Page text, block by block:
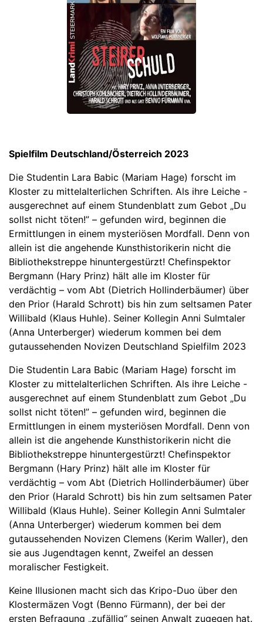
Spielfilm Deutschland/Österreich 2023
Die Studentin Lara Babic (Mariam Hage) forscht im
Kloster zu mittelalterlichen Schriften. Als ihre Leiche -
ausgerechnet auf einem Stundenblatt zum Gebot „Du
sollst nicht töten!” – gefunden wird, beginnen die
Ermittlungen in einem mysteriösen Mordfall. Denn von
allein ist die angehende Kunsthistorikerin nicht die
Bibliothekstreppe hinuntergestürzt! Chefinspektor
Bergmann (Hary Prinz) hält alle im Kloster für
verdächtig – vom Abt (Dietrich Hollinderbäumer) über
den Prior (Harald Schrott) bis hin zum seltsamen Pater
Willibald (Klaus Huhle). Seiner Kollegin Anni Sulmtaler
(Anna Unterberger) wiederum kommen bei dem
gutaussehenden Novizen Deutschland Spielfilm 2023
Die Studentin Lara Babic (Mariam Hage) forscht im
Kloster zu mittelalterlichen Schriften. Als ihre Leiche -
ausgerechnet auf einem Stundenblatt zum Gebot „Du
sollst nicht töten!” – gefunden wird, beginnen die
Ermittlungen in einem mysteriösen Mordfall. Denn von
allein ist die angehende Kunsthistorikerin nicht die
Bibliothekstreppe hinuntergestürzt! Chefinspektor
Bergmann (Hary Prinz) hält alle im Kloster für
verdächtig – vom Abt (Dietrich Hollinderbäumer) über
den Prior (Harald Schrott) bis hin zum seltsamen Pater
Willibald (Klaus Huhle). Seiner Kollegin Anni Sulmtaler
(Anna Unterberger) wiederum kommen bei dem
gutaussehenden Novizen Clemens (Kerim Waller), den
sie aus Jugendtagen kennt, Zweifel an dessen
moralischer Festigkeit.
Keine Illusionen macht sich das Kripo-Duo über den
Klostermäzen Vogt (Benno Fürmann), der bei der
ersten Befragung „zufällig“ seinen Anwalt zugegen hat.